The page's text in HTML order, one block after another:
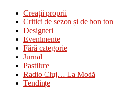
Creații proprii
Critici de sezon și de bon ton
Designeri
Evenimente
Fără categorie
Jurnal
Pastiluțe
Radio Cluj… La Modă
Tendințe